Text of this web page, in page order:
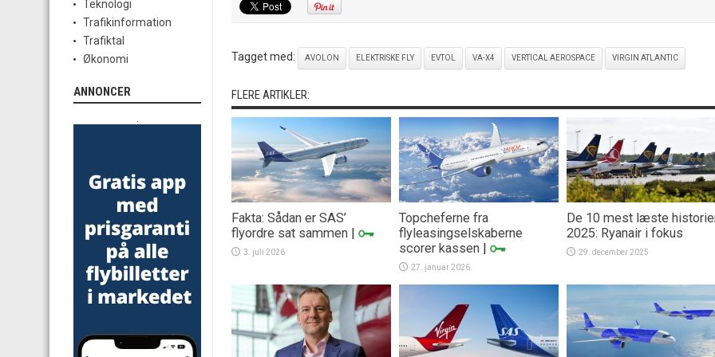
Tagget med: AVOLON ELEKTRISKE FLY EVTOL VA-X4 VERTICAL AEROSPACE VIRGIN ATLANTIC
FLERE ARTIKLER:
Fakta: Sådan er SAS’
flyordre sat sammen |
3. juli 2026
Topcheferne fra
flyleasingselskaberne
scorer kassen |
27. januar 2026
De 10 mest læste
2025: Ryanair i fokus
29. december 2025
Teknologi
Trafikinformation
Trafiktal
Økonomi
ANNONCER